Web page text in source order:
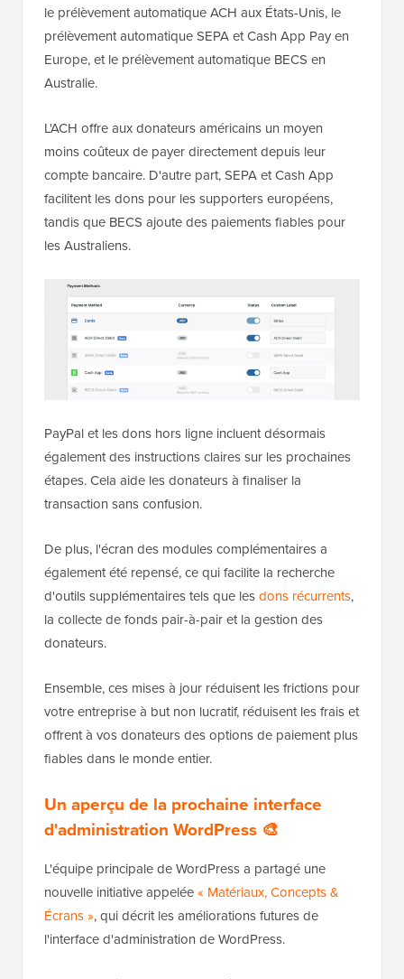
le prélèvement automatique ACH aux États-Unis, le
prélèvement automatique SEPA et Cash App Pay en
Europe, et le prélèvement automatique BECS en
Australie.
L'ACH offre aux donateurs américains un moyen
moins coûteux de payer directement depuis leur
compte bancaire. D'autre part, SEPA et Cash App
facilitent les dons pour les supporters européens,
tandis que BECS ajoute des paiements fiables pour
les Australiens.
PayPal et les dons hors ligne incluent désormais
également des instructions claires sur les prochaines
étapes. Cela aide les donateurs à finaliser la
transaction sans confusion.
De plus, l'écran des modules complémentaires a
également été repensé, ce qui facilite la recherche
d'outils supplémentaires tels que lesdons récurrents,
la collecte de fonds pair-à-pair et la gestion des
donateurs.
Ensemble, ces mises à jour réduisent les frictions pour
votre entreprise à but non lucratif, réduisent les frais et
offrent à vos donateurs des options de paiement plus
fiables dans le monde entier.
Un aperçu de la prochaine interface
d'administration WordPress 🎨
L'équipe principale de WordPress a partagé une
nouvelle initiative appelée« Matériaux, Concepts &
Écrans », qui décrit les améliorations futures de
l'interface d'administration de WordPress.